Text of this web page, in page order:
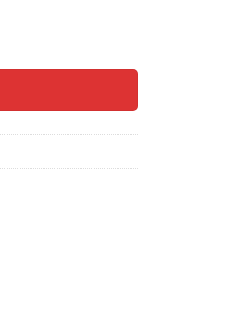
Vàng, KT 107*107*107cm số